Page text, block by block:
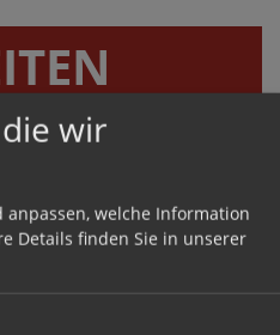
wir
welche Information
Details finden Sie in unserer